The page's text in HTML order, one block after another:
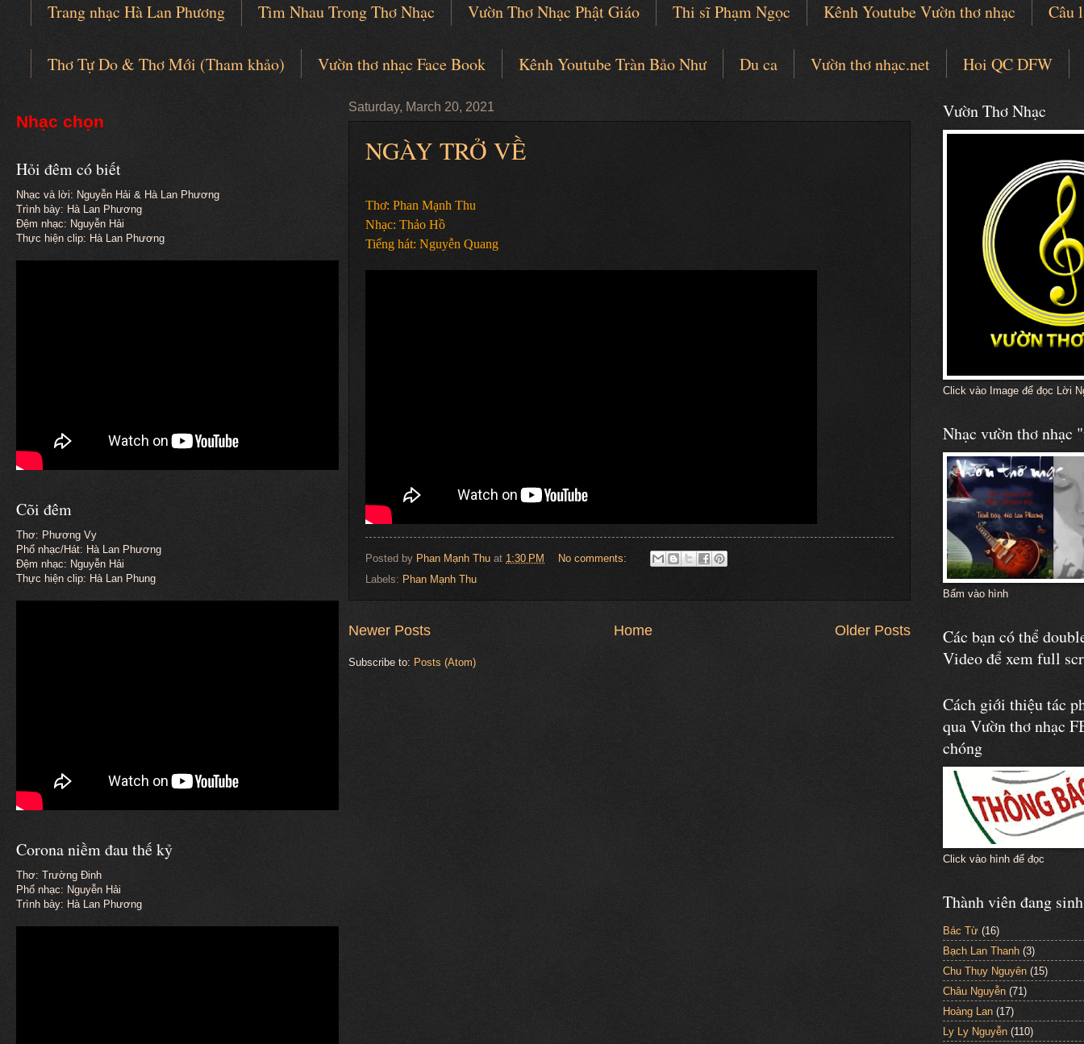
Trang nhạc Hà Lan Phương Tìm Nhau Trong Thơ Nhạc Vườn Thơ Nhạc Phật Giáo Thi sĩ Phạm Ngọc Kênh Youtube Vườn thơ nhạc
Câu
Thơ Tự Do & Thơ Mới (Tham khảo)
Vườn thơ nhạc Face Book Kênh Youtube Tràn Bảo Như Du ca Vườn thơ nhạc.net Hoi QC DFW
Saturday, March 20, 2021
NGÀY TRỞ VỀ
Thơ: Phan Mạnh Thu
Nhạc: Thảo Hồ
Tiếng hát: Nguyễn Quang
Posted by Phan Mạnh Thu at 1:30 PM
No comments:
Labels: Phan Mạnh Thu
Newer Posts Older Posts
Home
Subscribe to: Posts (Atom)
Nhạc chọn
Hỏi đêm có biết
Nhạc và lời: Nguyễn Hải & Hà Lan Phương
Trình bày: Hà Lan Phương
Đệm nhạc: Nguyễn Hải
Thực hiện clip: Hà Lan Phương
Cõi đêm
Thơ: Phương Vy
Phổ nhạc/Hát: Hà Lan Phương
Đệm nhạc: Nguyễn Hải
Thực hiện clip: Hà Lan Phung
Corona niềm đau thế kỷ
Thơ: Trường Đinh
Phổ nhạc: Nguyễn Hải
Trình bày: Hà Lan Phương
Vườn Thơ Nhạc
Click vào Image để đọc Lời
Nhạc vườn thơ nhạc
Bấm vào hình
Các bạn có thể
Video để xem full
Cách giới thiệu tác
qua Vườn thơ nhạc
chóng
Click vào hình để đọc
Thành viên đang
Bác Từ (16)
Bạch Lan Thanh (3)
Chu Thụy Nguyên (15)
Châu Nguyễn (71)
Hoàng Lan (17)
Ly Ly Nguyễn (110)